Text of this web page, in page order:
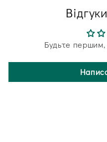
Будьте першим,